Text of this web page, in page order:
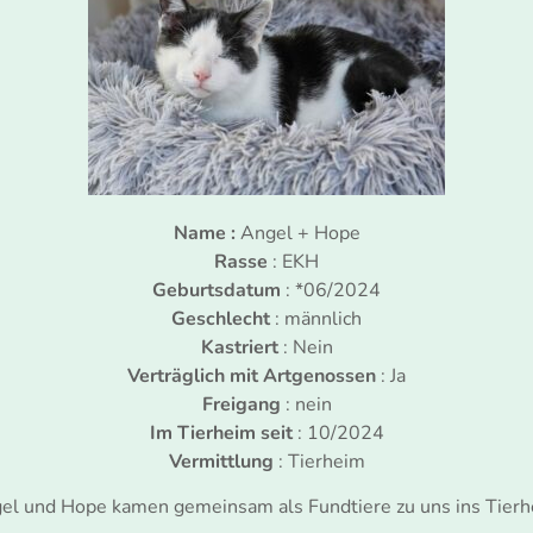
Name : Angel + Hope
Rasse : EKH
Geburtsdatum : *06/2024
Geschlecht : männlich
Kastriert: Nein
Verträglich mit Artgenossen : Ja
Freigang : nein
Im Tierheim seit : 10/2024
Vermittlung : Tierheim
und Hope kamen gemeinsam als Fundtiere zu uns ins